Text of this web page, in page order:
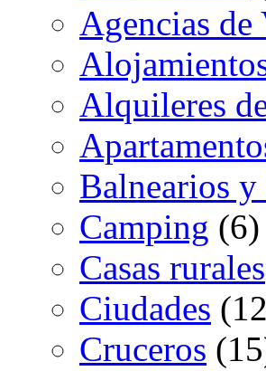
Agencias de
Alquileres
Balnearios y
Camping (6)
Casas rurales
Ciudades
Cruceros